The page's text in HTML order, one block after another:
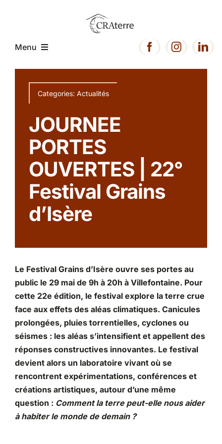
Menu
Accueil
Présentation
Expertise
Ressources
Partenariats
Categories: Actualités
JOURNEE
PORTES
OUVERTES | 22°
Festival Grains
d’Isère
Le Festival Grains d’Isère ouvre ses portes au
public le 29 mai de 9h à 20h à Villefontaine. Pour
cette 22e édition, le festival explore la terre crue
face aux effets des aléas climatiques. Canicules
prolongées, pluies torrentielles, cyclones ou
séismes : les aléas s’intensifient et appellent des
réponses constructives innovantes. Le festival
devient alors un laboratoire vivant où se
rencontrent expérimentations, conférences et
créations artistiques, autour d’une même
question : Comment la terre peut-elle nous aider
à habiter le monde de demain ?